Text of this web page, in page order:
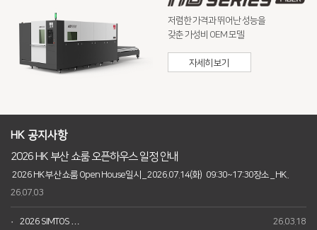
국내지사
PS Conversion
Tube∨
TL9036-X
절곡기∨
저렴한 가격과 뛰어난 성능을
갖춘 가성비 OEM 모델
자세히 보기
HK 공지사항
2026 HK 부산 쇼룸 오픈하우스 일정 안내
2026 HK 부산 쇼룸 Open House일시 _ 2026.07.14(화) 09:30~17:30장소 _ HK..
26.07.03
2026 SIMTOS …
26.03.18